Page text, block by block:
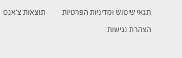
תנאי שימוש ומדיניות הפרטיות
הצהרת נגישות
תוצאות צ’אנס